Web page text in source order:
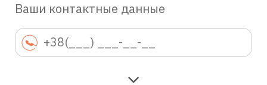
Ваши контактные данные